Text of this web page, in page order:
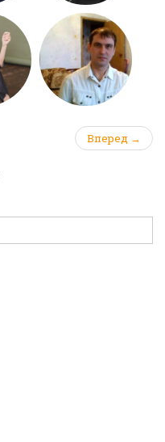
Вперед →